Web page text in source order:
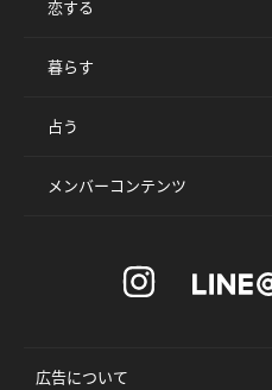
恋する
暮らす
占う
メンバーコンテンツ
広告について